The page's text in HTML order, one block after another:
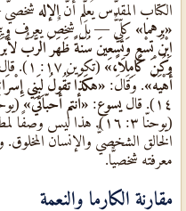
الكتاب المقدَّس يُعلِّم أنّ الإله شخصيٌّ
«برهما» كلِّيٌّ — بل شخصٌ يعرف
ابْنَ تِسْعٍ وَتِسْعِينَ سَنَةً ظَهَرَ الرَّبُّ
وَكُنْ كَامِلاً،» (تكوين ١٧: ١). قال لموسى:
أَهْيَهْ». وَقَالَ: «هكَذَا تَقُولُ لِبَنِي
١٤). قال
يسوع: «أنتم أحبّائي» (يوحنّا ١٥:
(يوحنّا ٣: ١٦). هذا ليس
الخالق الشخصيٌّ والإنسان
معرفته شخصيًّا.
مقارنة الكارما والنعمة